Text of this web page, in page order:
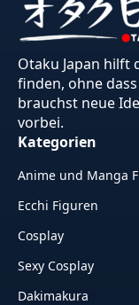
Otaku Japan hilft
finden, ohne
brauchst neue
vorbei.
Kategorien
Anime und Manga
Ecchi Figuren
Cosplay
Sexy Cosplay
Dakimakura